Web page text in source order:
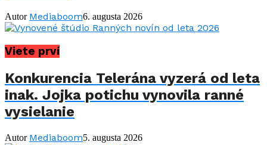
Autor Mediaboom6. augusta 2026
Viete prví
Konkurencia Telerána vyzerá od leta
inak. Jojka potichu vynovila ranné
vysielanie
Autor Mediaboom5. augusta 2026